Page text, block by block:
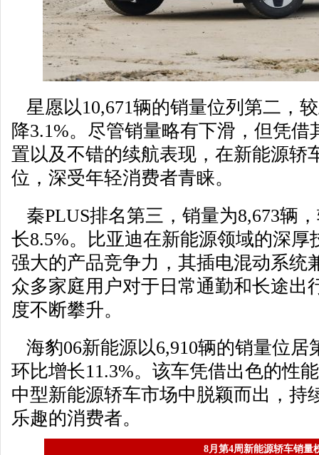
星愿以10,671辆的销量位列第二，
降3.1%。尽管销量略有下滑，但凭
置以及不错的续航表现，在新能源轿
位，深受年轻消费者青睐。
秦PLUS排名第三，销量为8,673辆
长8.5%。比亚迪在新能源领域的深厚
强大的产品竞争力，其插电混动系统
众多家庭用户对于日常通勤和长途出
度不断攀升。
海豹06新能源以6,910辆的销量位居
环比增长11.3%。该车凭借出色的性
中型新能源轿车市场中脱颖而出，持
乐趣的消费者。
8月第4周新能源轿车销量